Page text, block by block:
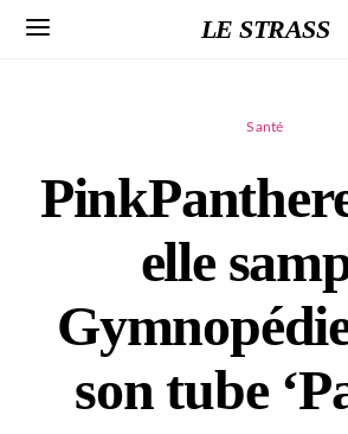
LE STRASS
Santé
elle
son tube